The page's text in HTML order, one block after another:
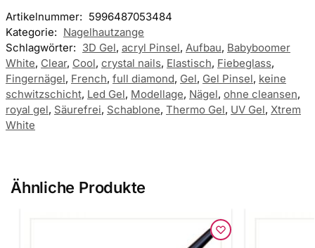
Artikelnummer: 5996487053484
Kategorie: Nagelhautzange
Schlagwörter: 3D Gel, acryl Pinsel, Aufbau, Babyboomer
White, Clear, Cool, crystal nails, Elastisch, Fiebeglass,
Fingernägel, French, full diamond, Gel, Gel Pinsel, keine
schwitzschicht, Led Gel, Modellage, Nägel, ohne cleansen,
royal gel, Säurefrei, Schablone, Thermo Gel, UV Gel, Xtrem
White
Ähnliche Produkte